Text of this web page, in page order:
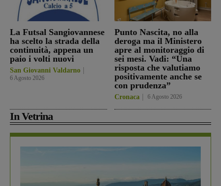
La Futsal Sangiovannese
ha scelto la strada della
continuità, appena un
paio i volti nuovi
San Giovanni Valdarno
6 Agosto 2026
Punto Nascita, no alla
deroga ma il Ministero
apre al monitoraggio di
sei mesi. Vadi: “Una
risposta che valutiamo
positivamente anche se
con prudenza”
Cronaca 6 Agosto 2026
In Vetrina